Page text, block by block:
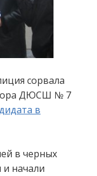
сорвала
ДЮСШ № 7
в
в черных
начали